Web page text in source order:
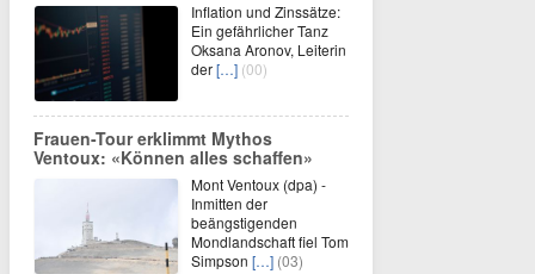
Inflation und Zinssätze:
Ein gefährlicher Tanz
Oksana Aronov, Leiterin
der[…] (00)
Frauen-Tour erklimmt Mythos
Ventoux: «Können alles schaffen»
Mont Ventoux (dpa) -
Inmitten der
beängstigenden
Mondlandschaft fiel Tom
Simpson […] (03)